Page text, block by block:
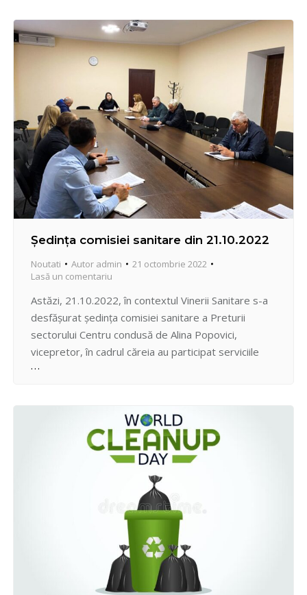
mereu curată! Mulțumim pentru implicare și inițiativă
civică:…
Ședința comisiei sanitare din 21.10.2022
Noutati Autor admin
21 octombrie 2022
Lasă un comentariu
Astăzi, 21.10.2022, în contextul Vinerii Sanitare s-a
desfășurat ședința comisiei sanitare a Preturii
sectorului Centru condusă de Alina Popovici,
vicepretor, în cadrul căreia au participat serviciile
tehnico-edilitare din sector. S-au discutat subiectele
amenajare și salubrizare a teritoriilor în
conformitate cu dispoziția viceprimarului municipiului
Chișinău nr. 410-d din…